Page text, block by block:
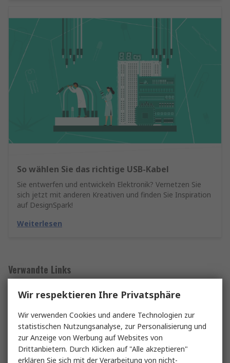
So wählen Sie das richtige USB-Kabel
Sie entwerfen und entwickeln Elektronik? Vernetzen Sie
sich jetzt mit anderen Kreativen und finden Sie Inspiration
auf DesignSpark!
Weiterlesen
Verwandte Links
Handschutz
Wir respektieren Ihre Privatsphäre
Wir verwenden Cookies und andere Technologien zur
statistischen Nutzungsanalyse, zur Personalisierung und
zur Anzeige von Werbung auf Websites von
Drittanbietern. Durch Klicken auf "Alle akzeptieren"
erklären Sie sich mit der Verarbeitung von nicht-